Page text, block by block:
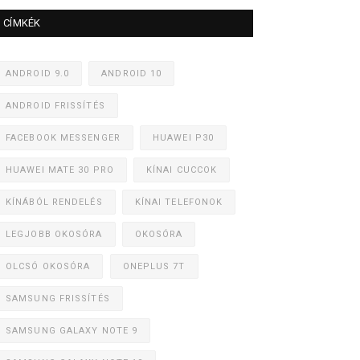
CÍMKÉK
ANDROID 9.0 ANDROID 10
ANDROID FRISSÍTÉS
FACEBOOK MESSENGER HUAWEI P30
HUAWEI MATE 30 PRO KÍNAI CUCCOK
KÍNÁBÓL RENDELÉS KÍNAI TELEFONOK
LEGJOBB OKOSÓRA OKOSÓRA
OLCSÓ OKOSÓRA ONEPLUS 7T
SAMSUNG FRISSÍTÉS
SAMSUNG GALAXY NOTE 9